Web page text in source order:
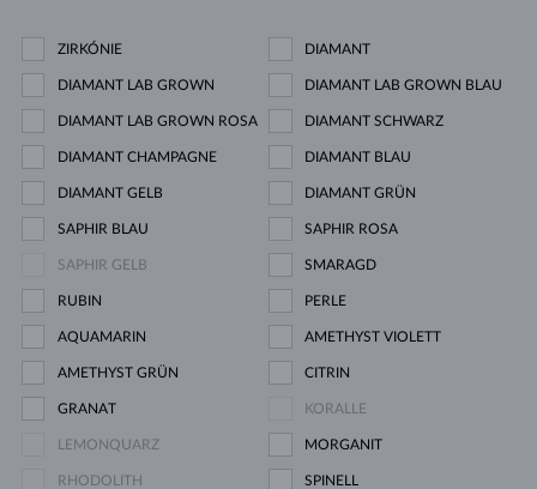
ZIRKÓNIE DIAMANT
DIAMANT LAB GROWN DIAMANT LAB GROWN BLAU
DIAMANT LAB GROWN ROSA DIAMANT SCHWARZ
DIAMANT CHAMPAGNE DIAMANT BLAU
DIAMANT GELB DIAMANT GRÜN
SAPHIR BLAU SAPHIR ROSA
SAPHIR GELB SMARAGD
RUBIN PERLE
AQUAMARIN AMETHYST VIOLETT
AMETHYST GRÜN CITRIN
GRANAT KORALLE
LEMONQUARZ MORGANIT
RHODOLITH SPINELL